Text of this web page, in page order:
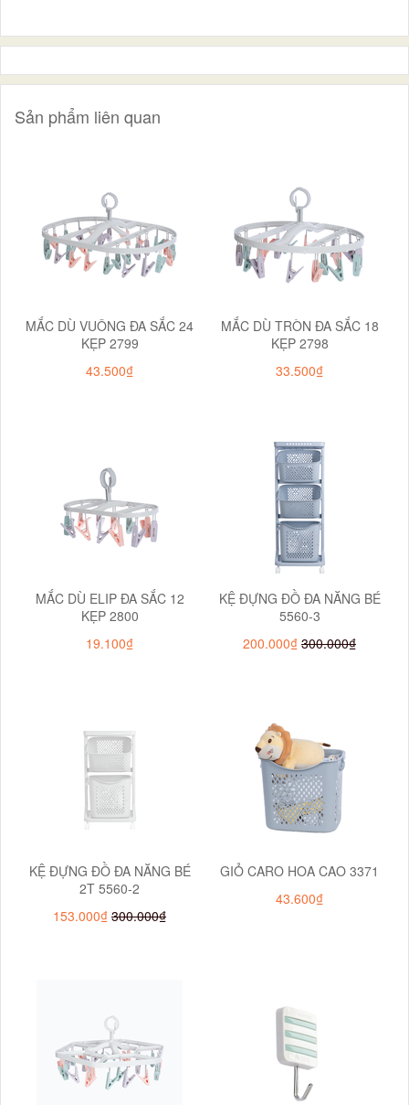
Sản phẩm liên quan
MẮC DÙ VUÔNG ĐA SẮC 24
KẸP 2799
43.500₫
MẮC DÙ TRÒN ĐA SẮC 18
KẸP 2798
33.500₫
MẮC DÙ ELIP ĐA SẮC 12
KẸP 2800
19.100₫
KỆ ĐỰNG ĐỒ ĐA NĂNG BÉ
5560-3
200.000₫ 300.000₫
KỆ ĐỰNG ĐỒ ĐA NĂNG BÉ
2T 5560-2
153.000₫ 300.000₫
GIỎ CARO HOA CAO 3371
43.600₫